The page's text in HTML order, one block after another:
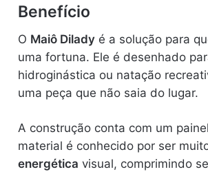
Benefício
O Maiô Dilady é a solução para
uma fortuna. Ele é desenhado
hidroginástica ou natação
uma peça que não saia do lugar.
A construção conta com um
material é conhecido por ser
energética visual, comprimindo